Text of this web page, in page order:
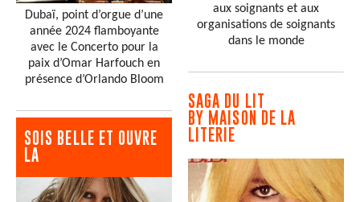
Dubaï, point d’orgue d’une
année 2024 flamboyante
avec le Concerto pour la
paix d’Omar Harfouch en
présence d’Orlando Bloom
SOIS BELLE ET OUVRE
LA
aux soignants et aux
organisations de soignants
dans le monde
SAGA DU LIT
BY MAISON DE LA
LITERIE